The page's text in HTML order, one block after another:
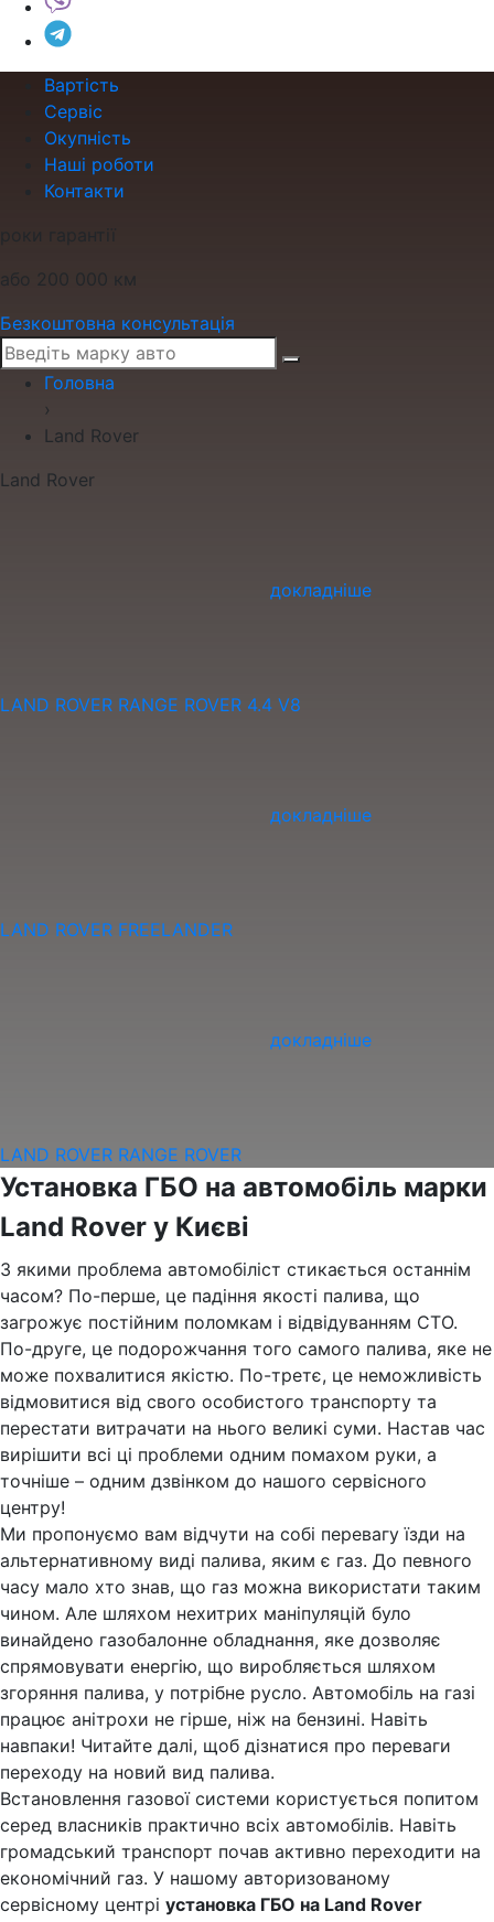
Вартість
Сервіс
Окупність
Наші роботи
Контакти
роки гарантії
або 200 000 км
Безкоштовна консультація
Головна
›
Land Rover
Land Rover
докладніше
LAND ROVER RANGE ROVER 4.4 V8
докладніше
LAND ROVER FREELANDER
докладніше
LAND ROVER RANGE ROVER
Установка ГБО на автомобіль марки
Land Rover у Києві
З якими проблема автомобіліст стикається останнім
часом? По-перше, це падіння якості палива, що
загрожує постійним поломкам і відвідуванням СТО.
По-друге, це подорожчання того самого палива, яке не
може похвалитися якістю. По-третє, це неможливість
відмовитися від свого особистого транспорту та
перестати витрачати на нього великі суми. Настав час
вирішити всі ці проблеми одним помахом руки, а
точніше – одним дзвінком до нашого сервісного
центру!
Ми пропонуємо вам відчути на собі перевагу їзди на
альтернативному виді палива, яким є газ. До певного
часу мало хто знав, що газ можна використати таким
чином. Але шляхом нехитрих маніпуляцій було
винайдено газобалонне обладнання, яке дозволяє
спрямовувати енергію, що виробляється шляхом
згоряння палива, у потрібне русло. Автомобіль на газі
працює анітрохи не гірше, ніж на бензині. Навіть
навпаки! Читайте далі, щоб дізнатися про переваги
переходу на новий вид палива.
Встановлення газової системи користується попитом
серед власників практично всіх автомобілів. Навіть
громадський транспорт почав активно переходити на
економічний газ. У нашому авторизованому
сервісному центрі установка ГБО на Land Rover